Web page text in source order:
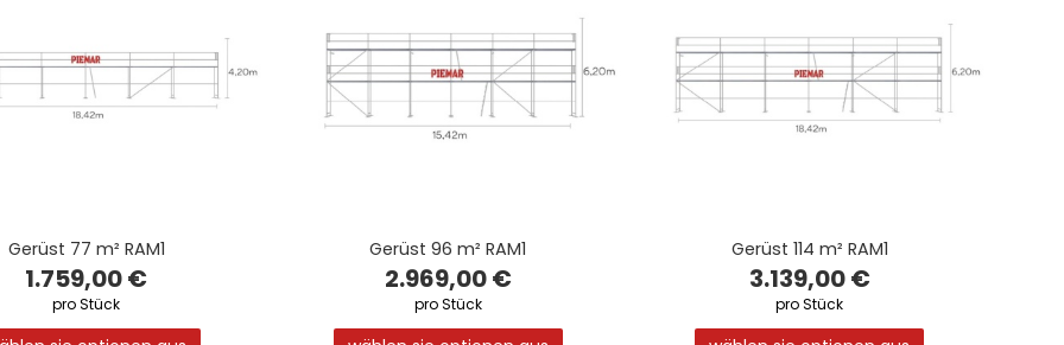
Gerüst 77 m² RAM1
1.759,00 €
pro Stück
Gerüst 96 m² RAM1
2.969,00 €
pro Stück
Gerüst 114 m² RAM1
3.139,00 €
pro Stück